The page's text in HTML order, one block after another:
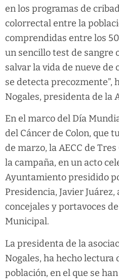
en los programas de
colorrectal entre la
comprendidas entre los 50
un sencillo test de sangre
salvar la vida de nueve de
se detecta precozmente”,
Nogales, presidenta de la
En el marco del Día
del Cáncer de Colon, que
de marzo, la AECC de
la campaña, en un acto
Ayuntamiento presidido
Presidencia, Javier
concejales y portavoces
Municipal.
La presidenta de la
Nogales, ha hecho
población, en el que se